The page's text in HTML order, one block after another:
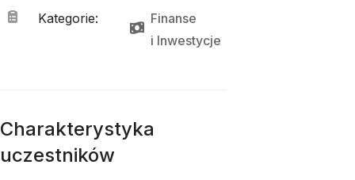
Kategorie:
Finanse
i Inwestycje
Charakterystyka
uczestników